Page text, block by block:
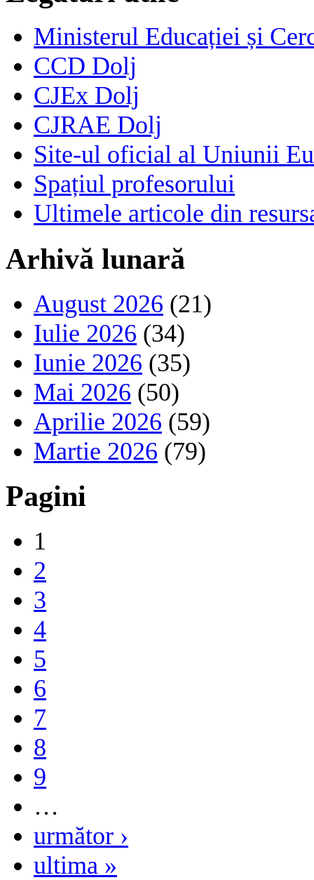
Ministerul Educației și
CCD Dolj
CJEx Dolj
CJRAE Dolj
Site-ul oficial al Uniunii
Spațiul profesorului
Ultimele articole din
Arhivă lunară
August 2026 (21)
Iulie 2026 (34)
Iunie 2026 (35)
Mai 2026 (50)
Aprilie 2026 (59)
Martie 2026 (79)
Pagini
1
2
3
4
5
6
7
8
9
…
următor ›
ultima »